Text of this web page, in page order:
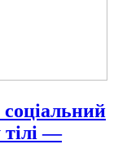
тілі —